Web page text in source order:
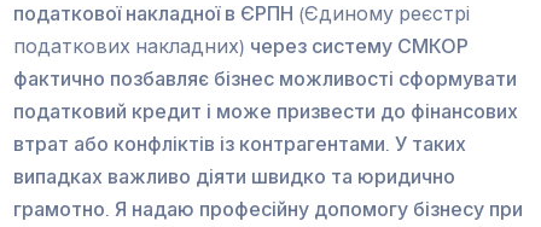
податкової накладної в ЄРПН (Єдиному реєстрі
податкових накладних) через систему СМКОР
фактично позбавляє бізнес можливості сформувати
податковий кредит і може призвести до фінансових
втрат або конфліктів із контрагентами. У таких
випадках важливо діяти швидко та юридично
грамотно. Я надаю професійну допомогу бізнесу при